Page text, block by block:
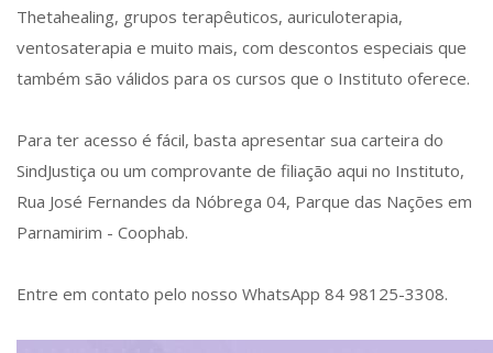
Thetahealing, grupos terapêuticos, auriculoterapia,
ventosaterapia e muito mais, com descontos especiais que
também são válidos para os cursos que o Instituto oferece.
Para ter acesso é fácil, basta apresentar sua carteira do
SindJustiça ou um comprovante de filiação aqui no Instituto,
Rua José Fernandes da Nóbrega 04, Parque das Nações em
Parnamirim - Coophab.
Entre em contato pelo nosso WhatsApp 84 98125-3308.